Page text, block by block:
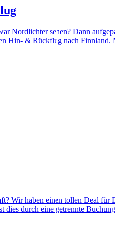
Nordlichter sehen? Dann
Hin- & Rückflug nach Finnland.
Wir haben einen tollen Deal
durch eine getrennte